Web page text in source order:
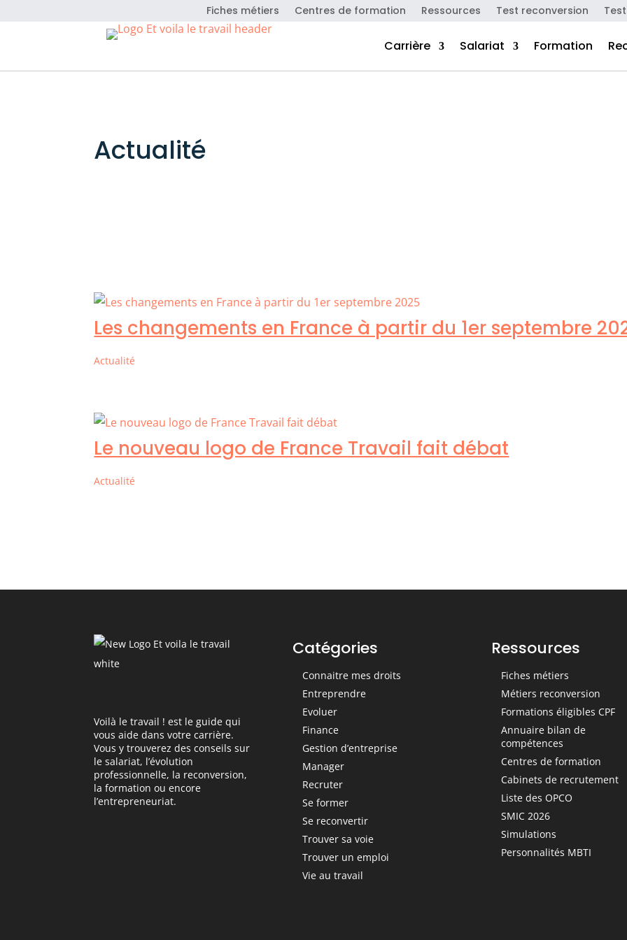
Fiches métiers Centres de formation Ressources Test reconversion
Carrière Salariat Formation
Actualité
Les changements en France à partir du 1er septembre
Actualité
Le nouveau logo de France Travail fait débat
Actualité
Voilà le travail ! est le guide qui
vous aide dans votre carrière.
Vous y trouverez des conseils sur
le salariat, l’évolution
professionnelle, la reconversion,
la formation ou encore
l’entrepreneuriat.
Catégories
Connaitre mes droits
Entreprendre
Evoluer
Finance
Gestion d’entreprise
Manager
Recruter
Se former
Se reconvertir
Trouver sa voie
Trouver un emploi
Vie au travail
Ressources
Fiches métiers
Métiers reconversion
Formations éligibles CPF
Annuaire bilan de
compétences
Centres de formation
Cabinets de recrutement
Liste des OPCO
SMIC 2026
Simulations
Personnalités MBTI